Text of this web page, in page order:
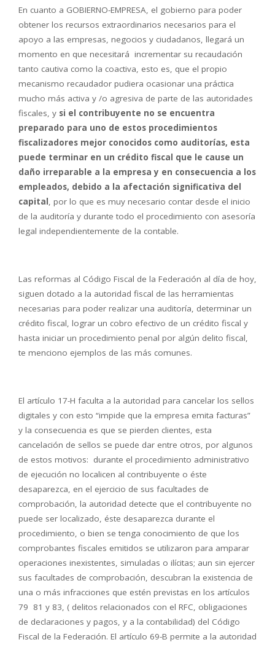
En cuanto a GOBIERNO-EMPRESA, el gobierno para poder
obtener los recursos extraordinarios necesarios para el
apoyo a las empresas, negocios y ciudadanos, llegará un
momento en que necesitará incrementar su recaudación
tanto cautiva como la coactiva, esto es, que el propio
mecanismo recaudador pudiera ocasionar una práctica
mucho más activa y /o agresiva de parte de las autoridades
fiscales, y si el contribuyente no se encuentra
preparado para uno de estos procedimientos
fiscalizadores mejor conocidos como auditorías, esta
puede terminar en un crédito fiscal que le cause un
daño irreparable a la empresa y en consecuencia a los
empleados, debido a la afectación significativa del
capital, por lo que es muy necesario contar desde el inicio
de la auditoría y durante todo el procedimiento con asesoría
legal independientemente de la contable.
Las reformas al Código Fiscal de la Federación al día de hoy,
siguen dotado a la autoridad fiscal de las herramientas
necesarias para poder realizar una auditoría, determinar un
crédito fiscal, lograr un cobro efectivo de un crédito fiscal y
hasta iniciar un procedimiento penal por algún delito fiscal,
te menciono ejemplos de las más comunes.
El artículo 17-H faculta a la autoridad para cancelar los sellos
digitales y con esto “impide que la empresa emita facturas”
y la consecuencia es que se pierden clientes, esta
cancelación de sellos se puede dar entre otros, por algunos
de estos motivos: durante el procedimiento administrativo
de ejecución no localicen al contribuyente o éste
desaparezca, en el ejercicio de sus facultades de
comprobación, la autoridad detecte que el contribuyente no
puede ser localizado, éste desaparezca durante el
procedimiento, o bien se tenga conocimiento de que los
comprobantes fiscales emitidos se utilizaron para amparar
operaciones inexistentes, simuladas o ilícitas; aun sin ejercer
sus facultades de comprobación, descubran la existencia de
una o más infracciones que estén previstas en los artículos
79 81 y 83, ( delitos relacionados con el RFC, obligaciones
de declaraciones y pagos, y a la contabilidad) del Código
Fiscal de la Federación. El artículo 69-B permite a la autoridad